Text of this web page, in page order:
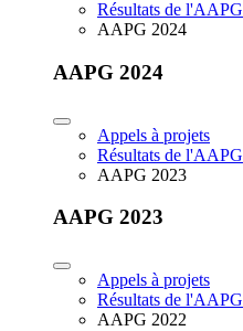
Résultats de l'AAPG
AAPG 2024
AAPG 2024
Appels à projets
Résultats de l'AAPG
AAPG 2023
AAPG 2023
Appels à projets
Résultats de l'AAPG
AAPG 2022